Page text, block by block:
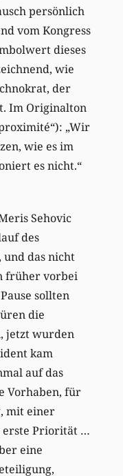
persönlich
vom Kongress
dieses
wie
der
Im Originalton
„Wir
wie es im
es nicht.“
Sehovic
des
und das nicht
früher vorbei
sollten
die
jetzt wurden
kam
auf das
Vorhaben, für
mit einer
erste Priorität …
eine